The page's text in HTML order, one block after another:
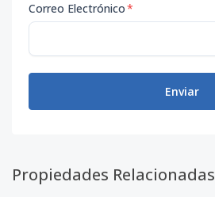
Correo Electrónico*
Enviar
Propiedades Relacionadas